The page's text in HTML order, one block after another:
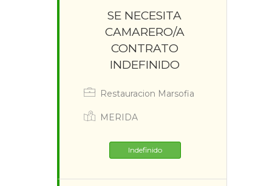
SE NECESITA
CAMARERO/A
CONTRATO
INDEFINIDO
Restauracion Marsofia
MERIDA
Indefinido